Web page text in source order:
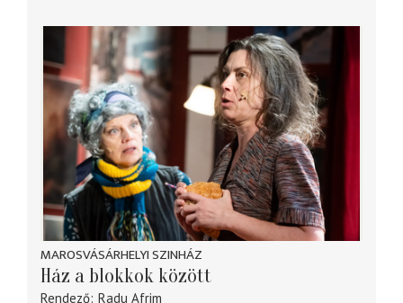
MAROSVÁSÁRHELYI SZINHÁZ
Ház a blokkok között
Rendező Radu Afrim